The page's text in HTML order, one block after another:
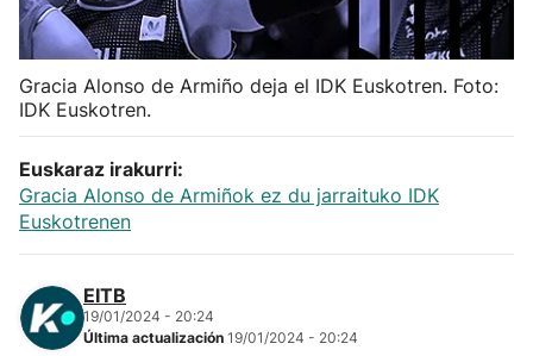
Carreras de montaña
Más deportes
"Helmuga"
Gracia Alonso de Armiño deja el IDK Euskotren. Foto:
IDK Euskotren.
Euskaraz irakurri:
Gracia Alonso de Armiñok ez du jarraituko IDK
Euskotrenen
EITB
19/01/2024 - 20:24
Última actualización 19/01/2024 - 20:24